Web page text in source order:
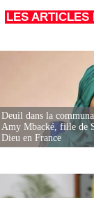
LES ARTICLES
Deuil dans la
Amy Mbacké, fille de
Dieu en France